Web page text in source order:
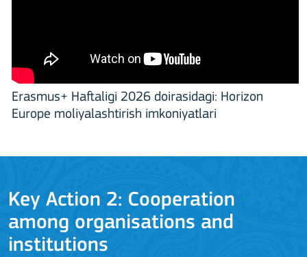
Erasmus+ Haftaligi 2026 doirasidagi: Horizon
Europe moliyalashtirish imkoniyatlari
Key Action 2: Cooperation
among organisations and
institutions